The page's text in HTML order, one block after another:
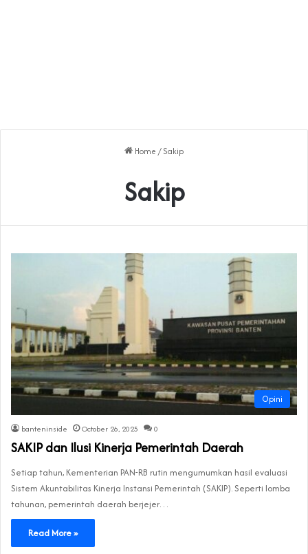
Home / Sakip
Sakip
Opini
banteninside October 26, 2025 0
SAKIP dan Ilusi Kinerja Pemerintah Daerah
Setiap tahun, Kementerian PAN-RB rutin mengumumkan hasil evaluasi
Sistem Akuntabilitas Kinerja Instansi Pemerintah (SAKIP). Seperti lomba
tahunan, pemerintah daerah berjejer…
Read More »